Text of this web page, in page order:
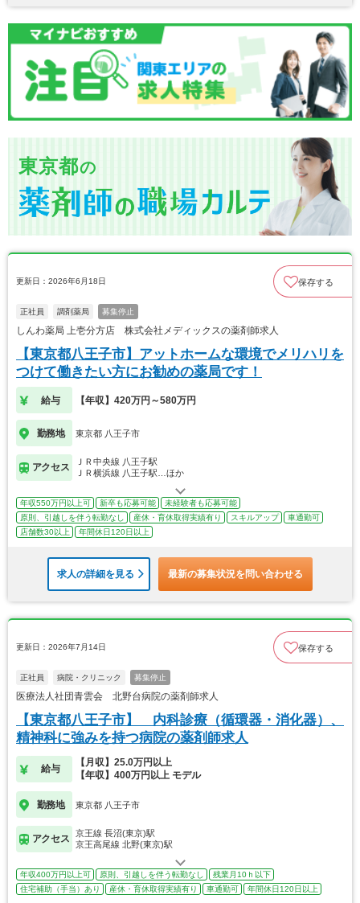
東京都の
更新日：2026年6月18日 保存する
正社員 調剤薬局 募集停止
しんわ薬局 上壱分方店 株式会社メディックスの薬剤師求人
【東京都八王子市】アットホームな環境でメリハリを
つけて働きたい方にお勧めの薬局です！
給与 【年収】420万円～580万円
勤務地 東京都 八王子市
アクセス
ＪＲ中央線 八王子駅
ＪＲ横浜線 八王子駅…ほか
年収550万円以上可 新卒も応募可能
未経験者も応募可能
原則、引越しを伴う転勤なし
産休・育休取得実績有り スキルアップ
車通勤可
店舗数30以上
年間休日120日以上
求人の詳細を見る 最新の募集状況を問い合わせる
更新日：2026年7月14日 保存する
正社員 病院・クリニック 募集停止
医療法人社団青雲会 北野台病院の薬剤師求人
【東京都八王子市】 内科診療（循環器・消化器）、
精神科に強みを持つ病院の薬剤師求人
給与
【月収】25.0万円以上
【年収】400万円以上 モデル
勤務地 東京都 八王子市
アクセス
京王線 長沼(東京)駅
京王高尾線 北野(東京)駅
年収400万円以上可 原則、引越しを伴う転勤なし
残業月10ｈ以下
住宅補助（手当）あり
産休・育休取得実績有り 車通勤可 年間休日120日以上